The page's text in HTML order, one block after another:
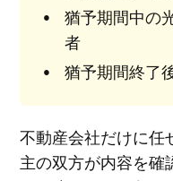
猶予期間中の
者
猶予期間終了
不動産会社だけに任
主の双方が内容を確